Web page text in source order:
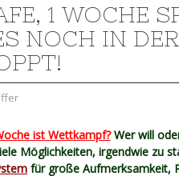
1 WOCHE
NOCH IN
ist Wettkampf?Wer will
Möglichkeiten, irgendwie zu
für große Aufmerksamkeit,